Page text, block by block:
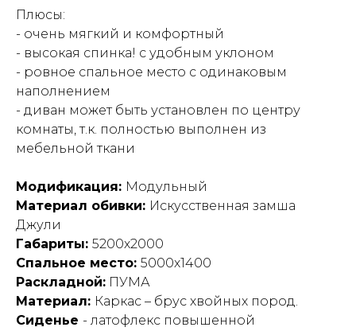
Плюсы:
- очень мягкий и комфортный
- высокая спинка! с удобным уклоном
- ровное спальное место с одинаковым
наполнением
- диван может быть установлен по центру
комнаты, т.к. полностью выполнен из
мебельной ткани
Модификация: Модульный
Материал обивки: Искусственная замша
Джули
Габариты: 5200х2000
Спальное место: 5000х1400
Раскладной: ПУМА
Материал: Каркас – брус хвойных пород.
Сиденье - латофлекс повышенной